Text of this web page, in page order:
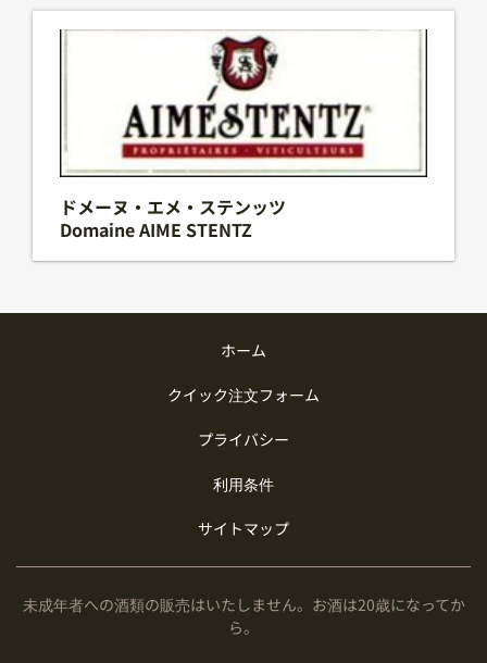
ィジョンの南コート・ドゥ・ニュイを見渡す場所に位
置します。高度300m～400ｍからは起伏に富んだ景
色が広がり、その気候は暑く乾燥した夏と厳しい寒さ
の冬という過酷なものです。この地では昔からブドウ
栽培が行われており、中世にはサン・ヴィヴァンのベ
ネディクト派修道会の修道士が優れたワインを醸造し
ていました。
創業家が守り続けるメゾン 約200年の歴史を持つ【ア
ンリオ社】は創業家であるアンリオ家が今もなお、家
よりワインづくりに携わり、1808年に自らの名をラ
ベルに冠したシャンパンを初めて世に送り出した老舗
中の老舗です。生産量は年間約100万本と小規模なが
ュづくりを続けており、その伝統は、ブシャールペー
のジョセフ・アンリオらを経て、アンリオ家12代目に
へと脈々と受け継がれています。 素材と ...
ドメーヌ・エメ・ステンッツ
Domaine AIME STENTZ
ドメーヌ・エメ・ステンッツがお届けする、アルザ
スワインあれこれセットをぜひお試しあれ。アルザス
す。 歴史 アルザス地方の中央に、14,５ヘクタールの
重きをおいて、また先祖から受け継がれた自然遺産で
創業者はエメ・ステンッツとその妻アンジェルで、彼
始めます。 ちょうどブドウ栽培が難局にあった60年
代には、1964年にリースリング、1967年にピノ・ノ
ホーム
クイック注文フォーム
プライバシー
利用条件
サイトマップ
未成年者への酒類の販売はいたしません。お酒は20歳になってか
ら。